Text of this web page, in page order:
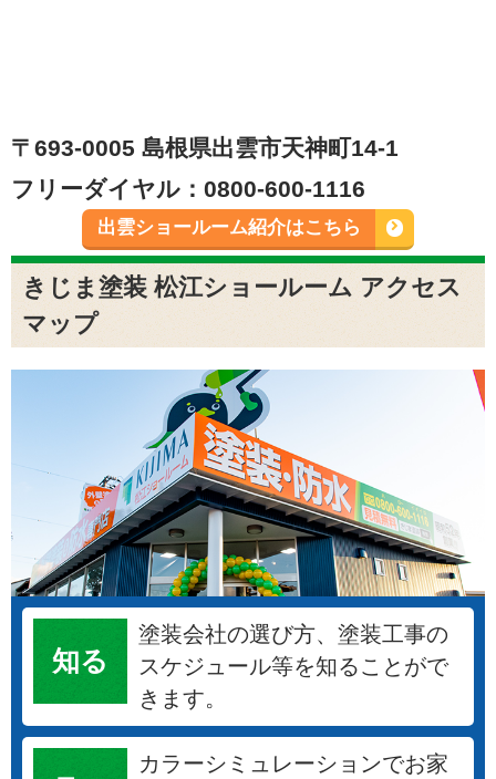
〒693-0005 島根県出雲市天神町14-1
フリーダイヤル：0800-600-1116
出雲ショールーム紹介はこちら
きじま塗装 松江ショールーム アクセス
マップ
知る
塗装会社の選び方、塗装工事の
スケジュール等を知ることがで
きます。
カラーシミュレーションでお家